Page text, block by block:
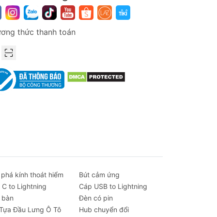
thức thanh toán
phá kính thoát hiểm
Bút cảm ứng
C to Lightning
Cáp USB to Lightning
Đèn có pin
Đầu Lưng Ô Tô Hub chuyển đổi